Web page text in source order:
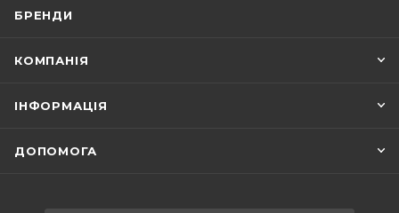
БРЕНДИ
КОМПАНІЯ
ІНФОРМАЦІЯ
ДОПОМОГА